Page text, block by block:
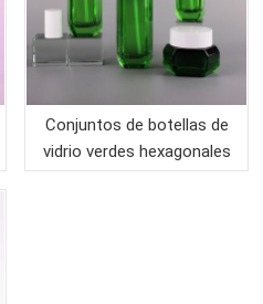
Conjuntos de botellas de
vidrio verdes hexagonales
vacíos de 50-130 ml para